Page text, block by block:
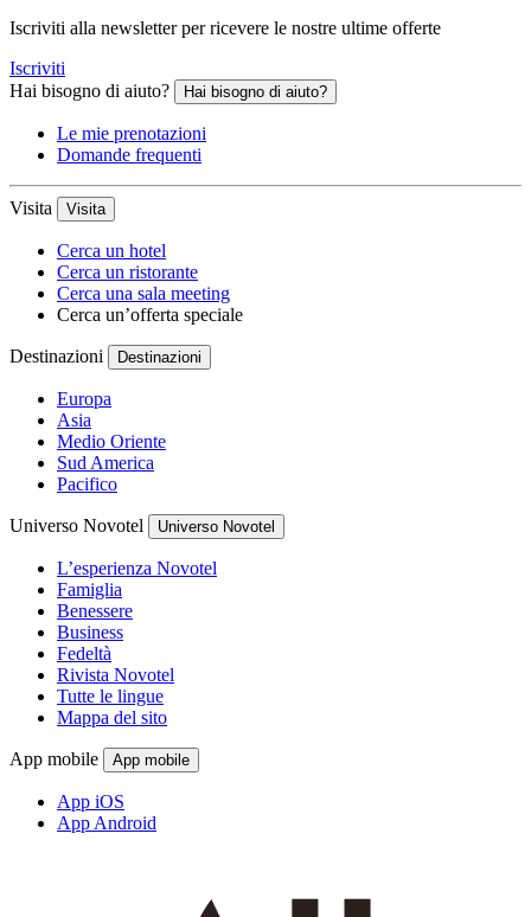
Iscriviti alla newsletter per ricevere le nostre ultime offerte
Iscriviti
Hai bisogno di aiuto?
Hai bisogno di aiuto?
Le mie prenotazioni
Domande frequenti
Visita Visita
Cerca un hotel
Cerca un ristorante
Cerca una sala meeting
Cerca un’offerta speciale
Destinazioni Destinazioni
Europa
Asia
Medio Oriente
Sud America
Pacifico
Universo Novotel Universo Novotel
L’esperienza Novotel
Famiglia
Benessere
Business
Fedeltà
Rivista Novotel
Tutte le lingue
Mappa del sito
App mobile App mobile
App iOS
App Android